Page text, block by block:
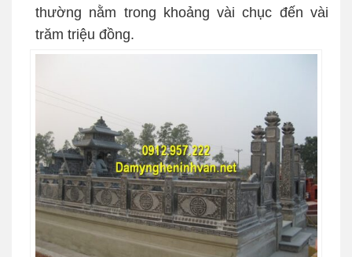
thường nằm trong khoảng vài chục đến vài
trăm triệu đồng.